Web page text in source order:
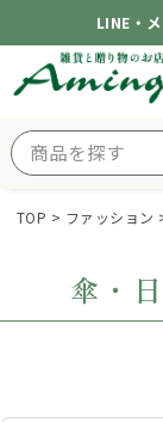
LINE・
TOP ファッション
傘・